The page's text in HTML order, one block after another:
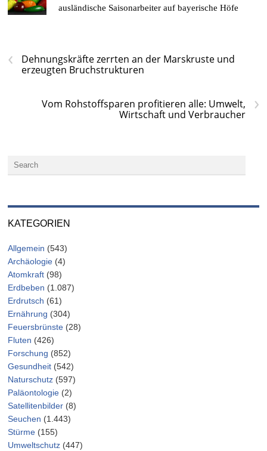
ausländische Saisonarbeiter auf bayerische Höfe
‹
Dehnungskräfte zerrten an der Marskruste und
erzeugten Bruchstrukturen
›
Vom Rohstoffsparen profitieren alle: Umwelt,
Wirtschaft und Verbraucher
KATEGORIEN
Allgemein (543)
Archäologie (4)
Atomkraft (98)
Erdbeben (1.087)
Erdrutsch (61)
Ernährung (304)
Feuersbrünste (28)
Fluten (426)
Forschung (852)
Gesundheit (542)
Naturschutz (597)
Paläontologie (2)
Satellitenbilder (8)
Seuchen (1.443)
Stürme (155)
Umweltschutz (447)